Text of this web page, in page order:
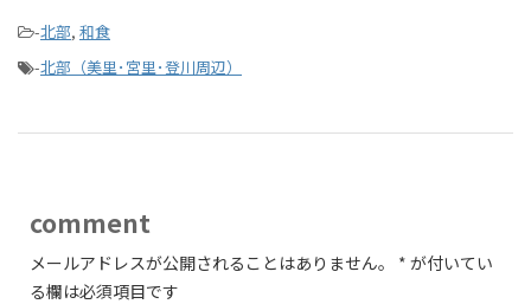
-北部, 和食
-北部（美里･宮里･登川周辺）
comment
メールアドレスが公開されることはありません。 * が付いてい
る欄は必須項目です